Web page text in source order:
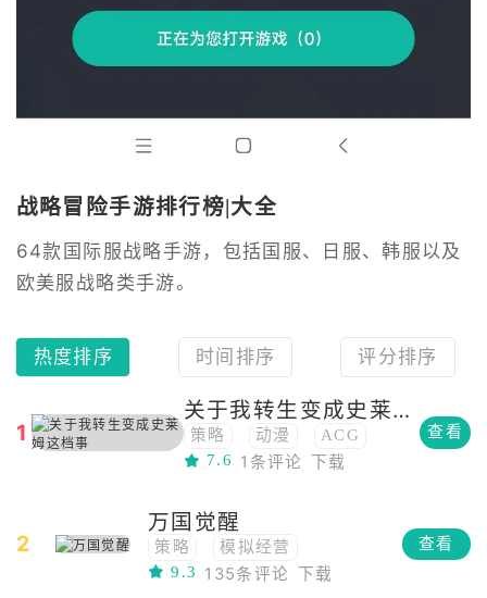
战略冒险手游排行榜|大全
64款国际服战略手游，包括国服、日服、韩服以及
欧美服战略类手游。
热度排序 时间排序 评分排序
1
关于我转生变成史莱姆这档事
策略 动漫
ACG
战略
卡牌 二次元
7.6 1条评论 下载
查看
2
万国觉醒
策略
模拟经营
战争模拟
角色扮演
9.3 135条评论 下载
查看